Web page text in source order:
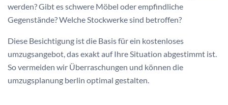
werden? Gibt es schwere Möbel oder empfindliche
Gegenstände? Welche Stockwerke sind betroffen?
Diese Besichtigung ist die Basis für ein kostenloses
umzugsangebot, das exakt auf Ihre Situation abgestimmt ist.
So vermeiden wir Überraschungen und können die
umzugsplanung berlin optimal gestalten.